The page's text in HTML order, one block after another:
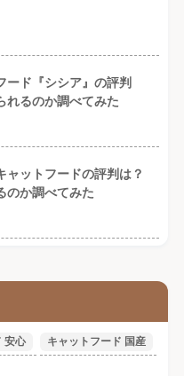
ード『シシア』の評判
れるのか調べてみた
ャットフードの評判は？
のか調べてみた
安心
キャットフード 国産